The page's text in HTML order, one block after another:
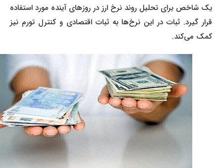
یک شاخص برای تحلیل روند نرخ ارز در روزهای آینده مورد استفاده
قرار گیرد. ثبات در این نرخ‌ها به ثبات اقتصادی و کنترل تورم نیز
کمک می‌کند.